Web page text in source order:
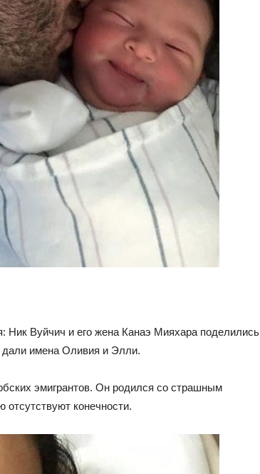
Ник Вуйчич и его жена Канаэ Мияхара поделились
дали имена Оливия и Элли.
эмигрантов. Он родился со страшным
отсутствуют конечности.